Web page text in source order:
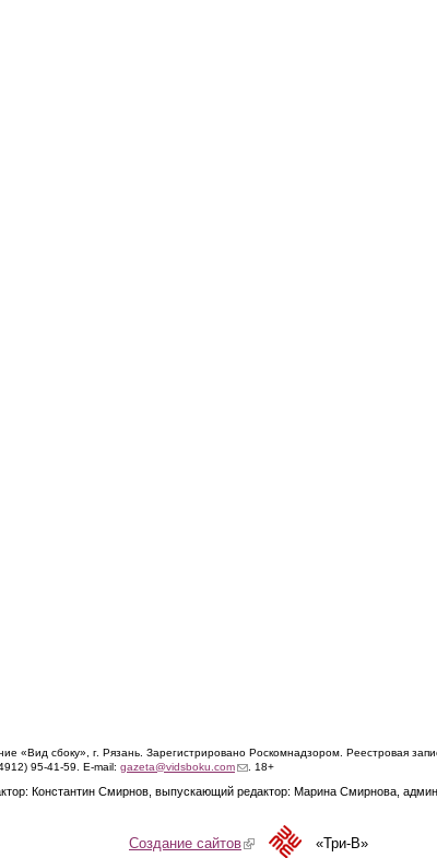
«Вид сбоку», г. Рязань. Зарегистрировано Роскомнадзором. Реестровая
95-41-59. E-mail: gazeta@vidsboku.com(link sends e-mail)
. 18+
Константин Смирнов, выпускающий редактор: Марина Смирнова,
Создание сайтов(link is external)«Три-В»